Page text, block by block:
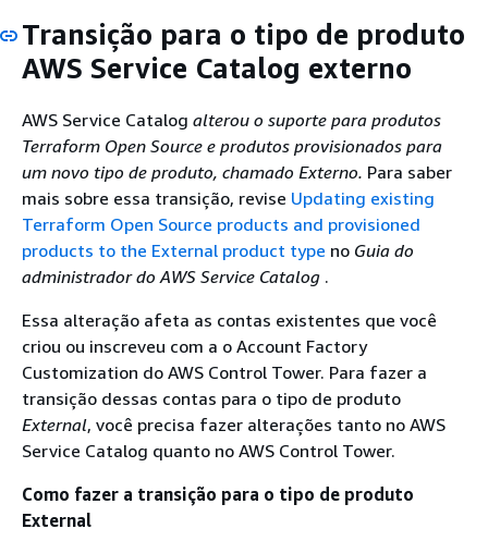
Transição para o tipo de produto
AWS Service Catalog externo
AWS Service Catalog alterou o suporte para produtos
Terraform Open Source e produtos provisionados para
um novo tipo de produto, chamado Externo. Para saber
mais sobre essa transição, revise Updating existing
Terraform Open Source products and provisioned
products to the External product type no Guia do
administrador do AWS Service Catalog .
Essa alteração afeta as contas existentes que você
criou ou inscreveu com a o Account Factory
Customization do AWS Control Tower. Para fazer a
transição dessas contas para o tipo de produto
External, você precisa fazer alterações tanto no AWS
Service Catalog quanto no AWS Control Tower.
Como fazer a transição para o tipo de produto
External